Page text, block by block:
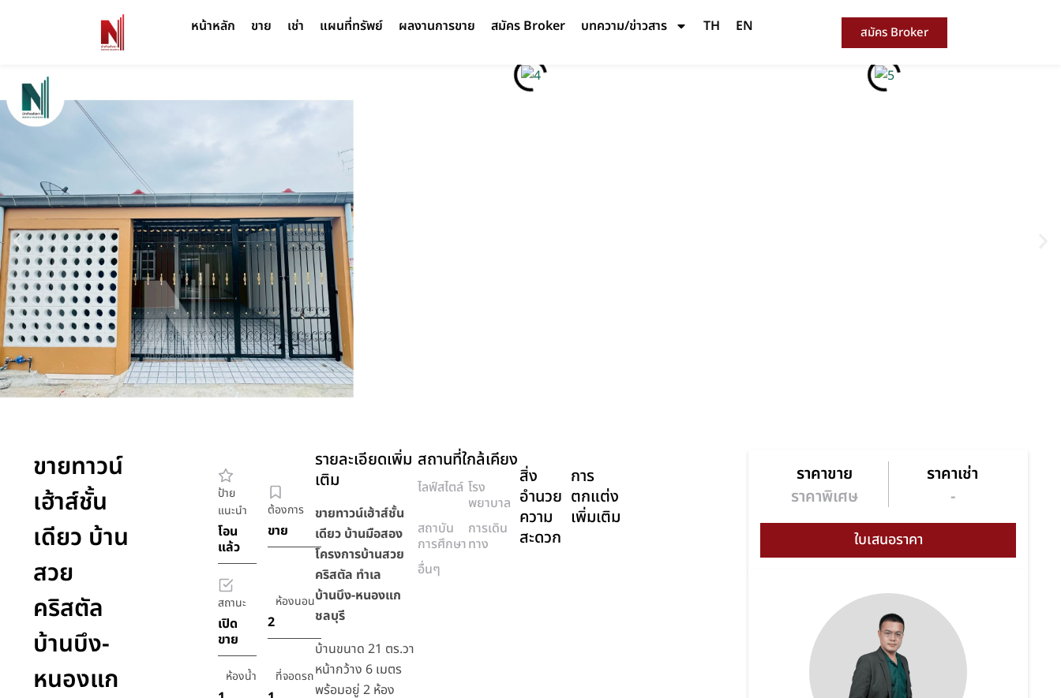
หน้าหลัก ขาย เช่า แผนที่ทรัพย์ ผลงานการขาย สมัคร Broker บทความ/ข่าวสาร TH EN สมัคร Broker
ขายทาวน์
เฮ้าส์ชั้น
เดียว บ้าน
สวย
คริสตัล
บ้านบึง-
หนองแก
ป้าย
แนะนำ
โอน
แล้ว
ต้องการ
ขาย
สถานะ
เปิด
ขาย
ห้องนอน
2
ห้องน้ำ ที่จอดรถ
รายละเอียดเพิ่ม
เติม
ขายทาวน์เฮ้าส์ชั้น
เดียว บ้านมือสอง
โครงการบ้านสวย
คริสตัล ทำเล
บ้านบึง-หนองแก
ชลบุรี
บ้านขนาด 21 ตร.วา
หน้ากว้าง 6 เมตร
พร้อมอยู่ 2 ห้อง
สถานที่ใกล้เคียง
ไลฟ์สไตล์ โรง
พยาบาล
สถาบัน
การศึกษา
การเดิน
ทาง
อื่นๆ
สิ่ง
อำนวย
ความ
สะดวก
การ
ตกแต่ง
เพิ่มเติม
ราคาขาย
ราคาพิเศษ
ราคาเช่า
-